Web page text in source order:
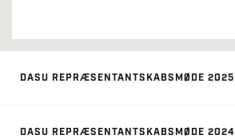
DASU REPRÆSENTANTSKABSMØDE 2025
DASU REPRÆSENTANTSKABSMØDE 2024